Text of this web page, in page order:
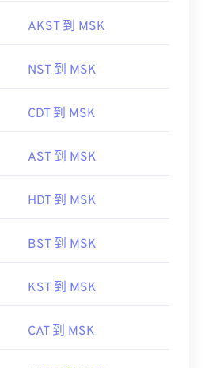
AKST 到 MSK
NST 到 MSK
CDT 到 MSK
AST 到 MSK
HDT 到 MSK
BST 到 MSK
KST 到 MSK
CAT 到 MSK